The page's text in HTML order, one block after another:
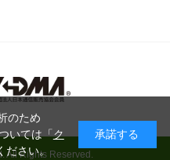
All Rights Reserved.
のため
いては「ク
ださい。
承諾する